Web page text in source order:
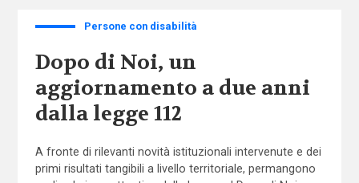
Persone con disabilità
Dopo di Noi, un
aggiornamento a due anni
dalla legge 112
A fronte di rilevanti novità istituzionali intervenute e dei
primi risultati tangibili a livello territoriale, permangono